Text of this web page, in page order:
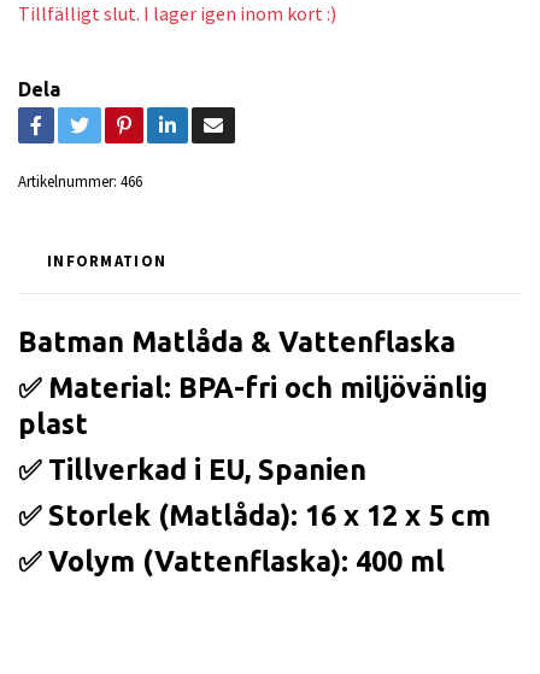
Tillfälligt slut. I lager igen inom kort :)
Dela
Artikelnummer: 466
INFORMATION
Batman Matlåda & Vattenflaska
✅ Material: BPA-fri och miljövänlig
plast
✅ Tillverkad i EU, Spanien
✅ Storlek (Matlåda): 16 x 12 x 5 cm
✅ Volym (Vattenflaska): 400 ml